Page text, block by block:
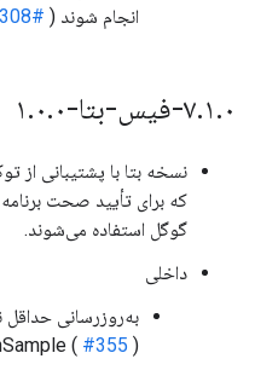
انجام شوند ( #308
۷.۱.۰-فیس-بتا-۱ .۰.۰
که برای تأیید صحت
گوگل استفاده می‌شوند.
داخلی
( #355 )